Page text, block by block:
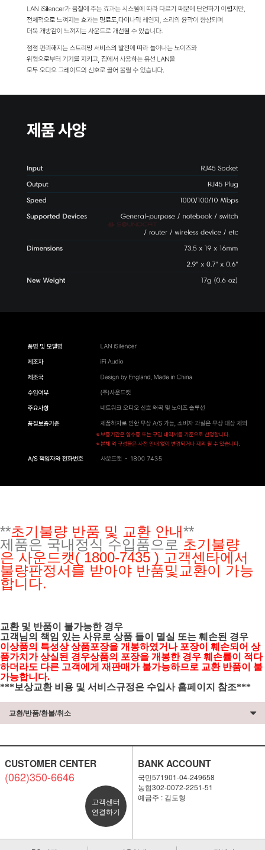
**초기불량 반품 및 교환 안내**
제품은 국내정식 수입품으로 초기불량
은사운드캣( 1800-7435 ) 고객센타에서
불량판정서를 받아야 반품및교환이 가능
합니다.
교환 및 반품이 불가능한 경우
고객님의 책임 있는 사유로 상품 들이 멸실 또는 훼손된 경우
이상품의 특성상 상품포장을 개봉하였거나 포장이 훼손되어 상
품가치가 상실된 경우상품의 포장을 개봉한 경우 훼손률이 적다
하더라도 다른 고객에게 재판매가 불가능하므로 교환 반품이 불
가능합니다.
***보상교환 비용 및 서비스규정은 수입사 홈페이지 참조***
교환/반품/환불/취소
CUSTOMER CENTER
(062)350-6646
고객센터
연결하기
BANK ACCOUNT
국민571901-04-249658
농협302-0072-2251-51
예금주 : 김도형